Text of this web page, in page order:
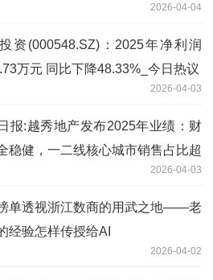
2026-04-04
资(000548.SZ)：2025年净利润
万元 同比下降48.33%_今日热议
2026-04-03
报:越秀地产发布2025年业绩：财
稳健，一二线核心城市销售占比超
2026-04-03
单透视浙江数商的用武之地——老
经验怎样传授给AI
2026-04-02